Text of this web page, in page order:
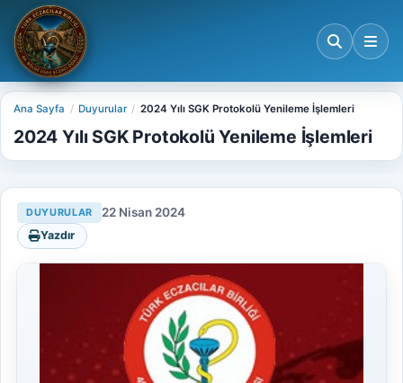
Ana Sayfa Duyurular 2024 Yılı SGK Protokolü Yenileme İşlemleri
2024 Yılı SGK Protokolü Yenileme İşlemleri
DUYURULAR 22 Nisan 2024
Yazdır